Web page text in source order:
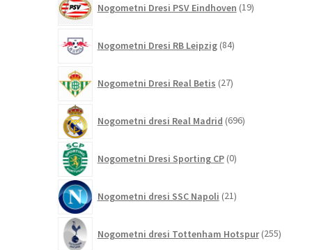
Nogometni Dresi PSV Eindhoven 19izdelkov
Nogometni Dresi RB Leipzig 84izdelkov
Nogometni Dresi Real Betis 27izdelkov
Nogometni dresi Real Madrid 696izdelkov
Nogometni Dresi Sporting CP 0izdelkov
Nogometni dresi SSC Napoli 21izdelkov
Nogometni dresi Tottenham Hotspur 255